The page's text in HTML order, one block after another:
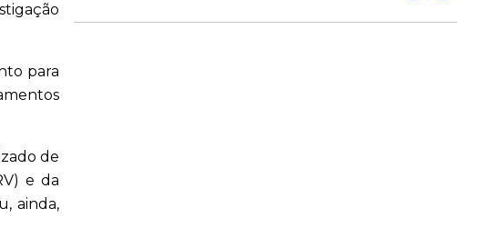
para
de
e da
ainda,